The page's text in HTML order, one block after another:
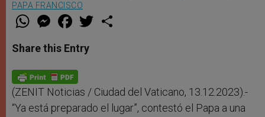
PAPA FRANCISCO
W
t
s
p
p
M
e
s
e
g
e
r
F
a
e
b
o
k
w
Share this Entry
(ZENIT Noticias / Ciudad del Vaticano, 13.12.2023).-
“Ya está preparado el lugar”, contestó el Papa a una